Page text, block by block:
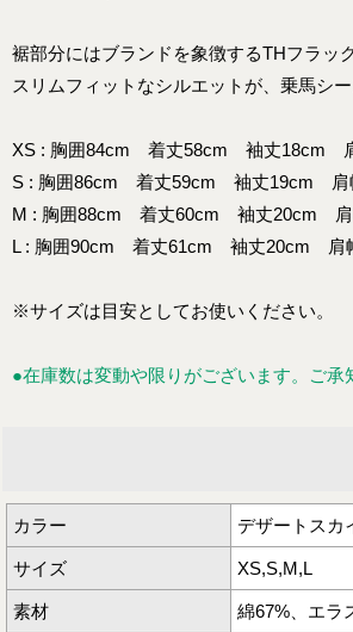
裾部分にはブランドを象徴するTHフラッ
スリムフィットなシルエットが、乗馬シ
XS : 胸囲84cm 着丈58cm 袖丈18cm
S : 胸囲86cm 着丈59cm 袖丈19cm 肩
M : 胸囲88cm 着丈60cm 袖丈20cm 肩
L : 胸囲90cm 着丈61cm 袖丈20cm 肩
※サイズは目安としてお使いください。
●在庫数は変動や限りがございます。ご承
カラー デザートスカ
サイズ XS,S,M,L
素材 綿67%、エラ